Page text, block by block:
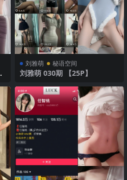
刘雅萌 秘语空间
刘雅萌 030期 【25P】